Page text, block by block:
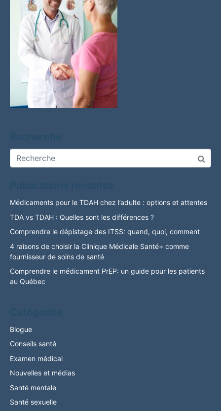
Médicaments pour le TDAH chez l’adulte : options et attentes
TDA vs TDAH : Quelles sont les différences ?
Comprendre le dépistage des ITSS: quand, quoi, comment
4 raisons de choisir la Clinique Médicale Santé+ comme
fournisseur de soins de santé
Comprendre le médicament PrEP: un guide pour les patients
au Québec
Blogue
Conseils santé
Examen médical
Nouvelles et médias
Santé mentale
Santé sexuelle